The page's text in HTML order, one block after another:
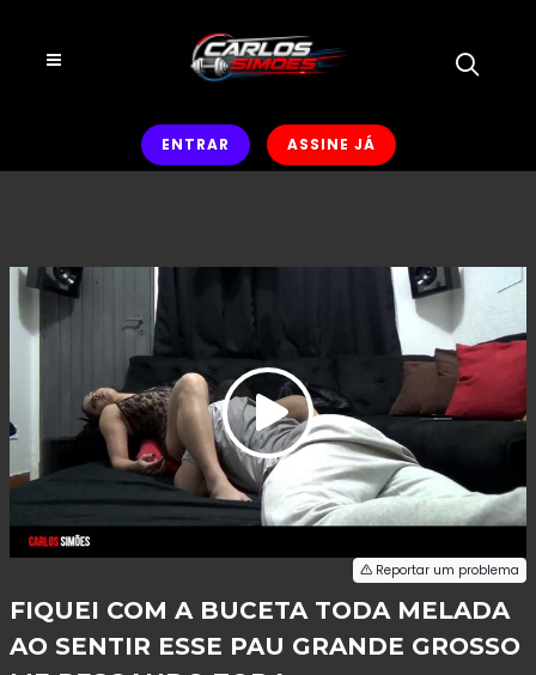
ENTRAR ASSINE JÁ
Reportar um problema
FIQUEI COM A BUCETA TODA MELADA
AO SENTIR ESSE PAU GRANDE GROSSO